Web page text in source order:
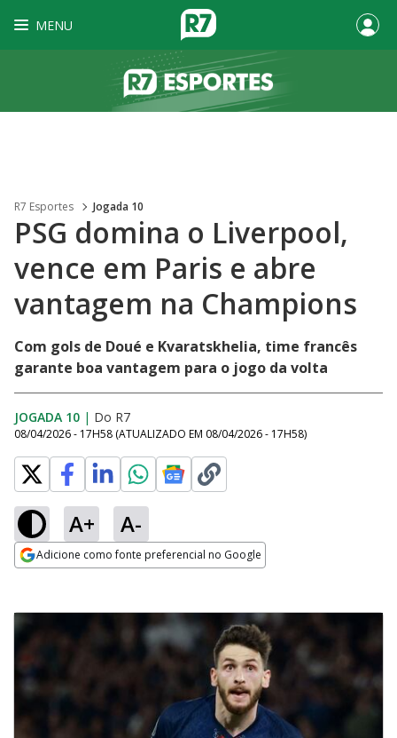
MENU
R7 Esportes Jogada 10
PSG domina o Liverpool,
vence em Paris e abre
vantagem na Champions
Com gols de Doué e Kvaratskhelia, time francês
garante boa vantagem para o jogo da volta
JOGADA 10 | Do R7
08/04/2026 - 17H58 (ATUALIZADO EM 08/04/2026 - 17H58)
A+ A-
Adicione como fonte preferencial no Google